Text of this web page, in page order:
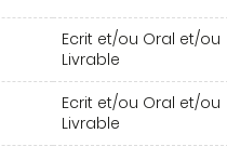
Ecrit et/ou Oral et/ou
Livrable
Ecrit et/ou Oral et/ou
Livrable